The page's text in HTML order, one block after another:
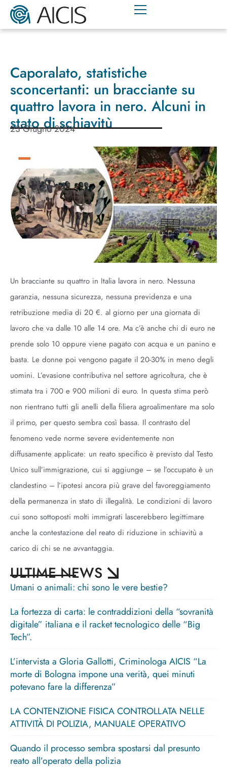
Caporalato, statistiche
sconcertanti: un bracciante su
quattro lavora in nero. Alcuni in
stato di schiavitù
23 Giugno 2024
Un bracciante su quattro in Italia lavora in nero. Nessuna
garanzia, nessuna sicurezza, nessuna previdenza e una
retribuzione media di 20 €. al giorno per una giornata di
lavoro che va dalle 10 alle 14 ore. Ma c’è anche chi di euro ne
prende solo 10 oppure viene pagato con acqua e un panino e
basta. Le donne poi vengono pagate il 20-30% in meno degli
uomini. L’evasione contributiva nel settore agricoltura, che è
stimata tra i 700 e 900 milioni di euro. In questa stima però
non rientrano tutti gli anelli della filiera agroalimentare ma solo
il primo, per questo sembra così bassa. Il contrasto del
fenomeno vede norme severe evidentemente non
diffusamente applicate: un reato specifico è previsto dal Testo
Unico sull’immigrazione, cui si aggiunge – se l’occupato è un
clandestino – l’ipotesi ancora più grave del favoreggiamento
della permanenza in stato di illegalità. Le condizioni di lavoro
cui sono sottoposti molti immigrati lascerebbero legittimare
anche la contestazione del reato di riduzione in schiavitù a
carico di chi se ne avvantaggia.
ULTIME NEWS
Umani o animali: chi sono le vere bestie?
La fortezza di carta: le contraddizioni della “sovranità
digitale” italiana e il racket tecnologico delle “Big
Tech”.
L’intervista a Gloria Gallotti, Criminologa AICIS “La
morte di Bologna impone una verità, quei minuti
potevano fare la differenza”
LA CONTENZIONE FISICA CONTROLLATA NELLE
ATTIVITÀ DI POLIZIA, MANUALE OPERATIVO
Quando il processo sembra spostarsi dal presunto
reato all’operato della polizia